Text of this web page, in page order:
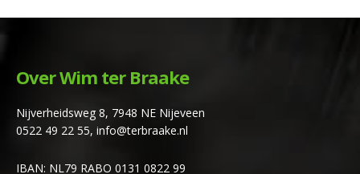
Over Wim ter Braake
Nijverheidsweg 8, 7948 NE Nijeveen
0522 49 22 55, info@terbraake.nl
IBAN: NL79 RABO 0131 0822 99